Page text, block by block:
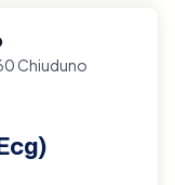
Chiuduno